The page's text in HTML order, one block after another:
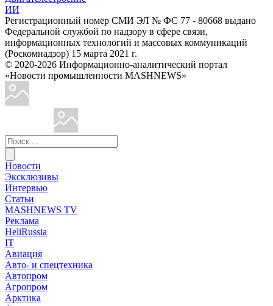
ИИ
Регистрационный номер СМИ ЭЛ № ФС 77 - 80668 выдано
Федеральной службой по надзору в сфере связи,
информационных технологий и массовых коммуникаций
(Роскомнадзор) 15 марта 2021 г.
© 2020-2026 Информационно-аналитический портал
«Новости промышленности MASHNEWS»
Новости
Эксклюзивы
Интервью
Статьи
MASHNEWS TV
Реклама
HeliRussia
IT
Авиация
Авто- и спецтехника
Автопром
Агропром
Арктика